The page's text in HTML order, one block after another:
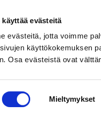
evästeitä
evästeitä, jotta voimme
käyttökokemuksen
Osa evästeistä ovat
Mieltymykset